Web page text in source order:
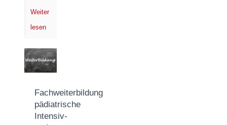
Weiter
lesen
Fachweiterbildung
pädiatrische
Intensiv-